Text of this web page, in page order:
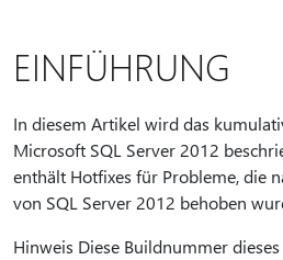
EINFÜHRUNG
In diesem Artikel wird das
Microsoft SQL Server 2012
enthält Hotfixes für Probleme, die
von SQL Server 2012 behoben
Hinweis Diese Buildnummer